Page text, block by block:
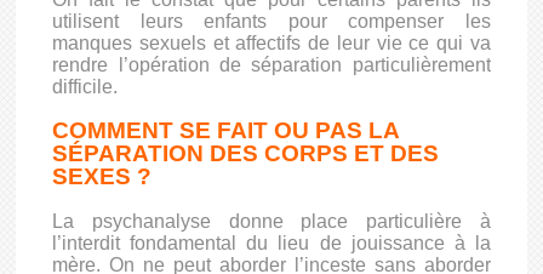
utilisent leurs enfants pour compenser les
manques sexuels et affectifs de leur vie ce qui va
rendre l’opération de séparation particulièrement
difficile.
COMMENT SE FAIT OU PAS LA
SÉPARATION DES CORPS ET DES
SEXES ?
La psychanalyse donne place particulière à
l’interdit fondamental du lieu de jouissance à la
mère. On ne peut aborder l’inceste sans aborder